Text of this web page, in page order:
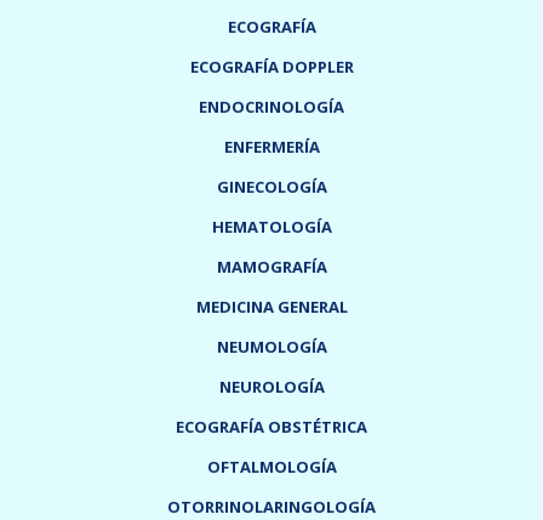
ECOGRAFÍA
ECOGRAFÍA DOPPLER
ENDOCRINOLOGÍA
ENFERMERÍA
GINECOLOGÍA
HEMATOLOGÍA
MAMOGRAFÍA
MEDICINA GENERAL
NEUMOLOGÍA
NEUROLOGÍA
ECOGRAFÍA OBSTÉTRICA
OFTALMOLOGÍA
OTORRINOLARINGOLOGÍA